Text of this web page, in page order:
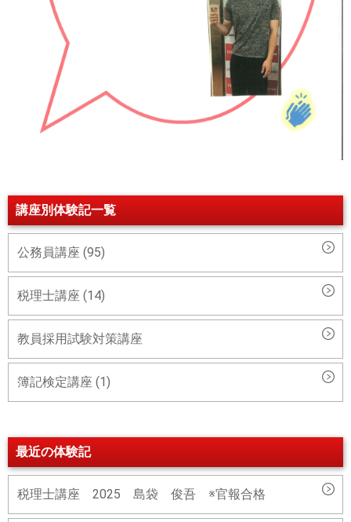
講座別体験記一覧
公務員講座 (95)
税理士講座 (14)
教員採用試験対策講座
簿記検定講座 (1)
最近の体験記
税理士講座 2025 島袋 俊吾 ※官報合格